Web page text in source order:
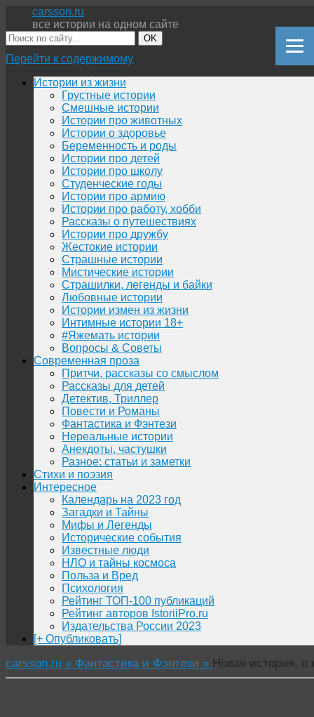
carsson.ru
все истории на одном сайте
OK
Перейти к содержимому
Истории из жизни
Грустные истории
Смешные истории
Истории про животных
Истории о здоровье
Беременность и роды
Истории про детей
Истории про школу
Студенческие годы
Истории про армию
Истории про работу, хобби
Рассказы о путешествиях
Истории про дружбу
Жестокие истории
Страшные истории
Мистические истории
Страшилки, легенды и байки
Любовные истории
Истории измен из жизни
Интимные истории 18+
#Яжемать истории
Вопросы & Советы
Современная проза
Притчи, рассказы со смыслом
Рассказы для детей
Детектив, Триллер
Повести и Романы
Фантастика и Фэнтези
Нереальные истории
Анекдоты, частушки
Разное: статьи и заметки
Стихи и поэзия
Интересное
Календарь на 2023 год
Загадки и Тайны
Мифы и Легенды
Исторические события
Известные люди
НЛО и тайны космоса
Польза и Вред
Психология
Рейтинг ТОП-100 публикаций
Рейтинг авторов IstoriiPro.ru
Издательства России 2023
[+ Опубликовать]
carsson.ru » Фантастика и Фэнтези » Новая история,